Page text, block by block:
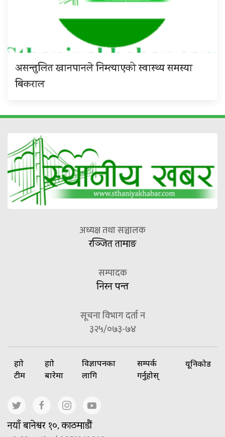
असन्तुलित खानपानले निम्त्याएको स्वास्थ्य समस्या
बिकराल
अध्यक्ष तथा सञ्चालक
रञ्जित तामाङ
सम्पादक
निरन पन्त
सूचना विभाग दर्ता न
३२५/०७३-७४
हाम्रो
टीम
हाम्रो
बारेमा
विज्ञापनका
लागि
सम्पर्क
गर्नुहोस्
यूनिकोड
नयाँ बानेश्वर १०, काठमाडौं